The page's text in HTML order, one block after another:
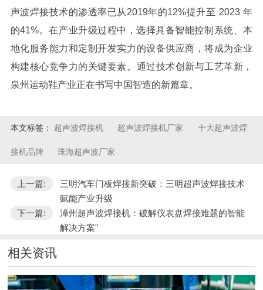
声波焊接技术的渗透率已从 2019年的12%提升至 2023 年
的41%。在产业升级过程中，选择具备智能控制系统、本
地化服务能力和定制开发实力的设备供应商，将成为企业
构建核心竞争力的关键要素。通过技术创新与工艺革新，
泉州运动鞋产业正在书写中国智造的新篇章。
本文标签： 超声波焊接机 超声波焊接机厂家 十大超声波焊
接机品牌 珠海超声波厂家
上一篇:
三明汽车门板焊接新突破：三明超声波焊接技术
赋能产业升级
下一篇:
漳州超声波焊接机：破解仪表盘焊接难题的智能
解决方案"
相关资讯